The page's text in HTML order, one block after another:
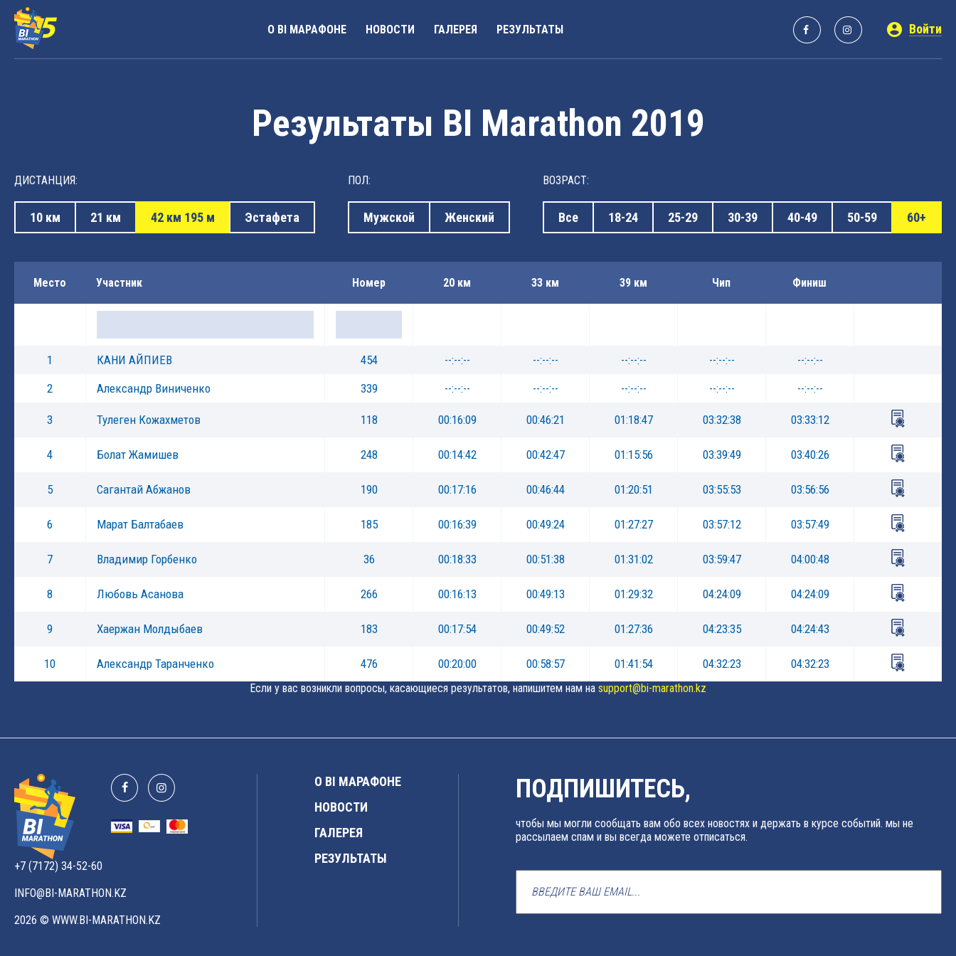
О BI МАРАФОНЕ НОВОСТИ ГАЛЕРЕЯ РЕЗУЛЬТАТЫ Войти
Результаты BI Marathon 2019
ДИСТАНЦИЯ:
10 км 21 км 42 км 195 м Эстафета
ПОЛ:
Мужской Женский
ВОЗРАСТ:
Все 18-24 25-29 30-39 40-49 50-59 60+
Место Участник Номер 20 км 33 км 39 км Чип Финиш
1 КАНИ АЙПИЕВ 454 --:--:-- --:--:-- --:--:-- --:--:--
--:--:--
2
Александр Виниченко 339 --:--:-- --:--:-- --:--:-- --:--:-- --:--:--
3 Тулеген Кожахметов 118 00:16:09 00:46:21 01:18:47 03:32:38 03:33:12
4 Болат Жамишев 248 00:14:42 00:42:47 01:15:56 03:39:49 03:40:26
5 Сагантай Абжанов 190 00:17:16 00:46:44 01:20:51 03:55:53 03:56:56
6 Марат Балтабаев 185 00:16:39 00:49:24 01:27:27 03:57:12 03:57:49
7 Владимир Горбенко 36 00:18:33 00:51:38 01:31:02 03:59:47 04:00:48
8 Любовь Асанова 266 00:16:13 00:49:13 01:29:32 04:24:09 04:24:09
9 Хаержан Молдыбаев 183 00:17:54 00:49:52 01:27:36 04:23:35 04:24:43
10 Александр Таранченко 476 00:20:00 00:58:57 01:41:54 04:32:23 04:32:23
Если у вас возникли вопросы, касающиеся результатов, напишитем нам на support@bi-marathon.kz
+7 (7172) 34-52-60
INFO@BI-MARATHON.KZ
2026 © WWW.BI-MARATHON.KZ
О BI МАРАФОНЕ
НОВОСТИ
ГАЛЕРЕЯ
РЕЗУЛЬТАТЫ
ПОДПИШИТЕСЬ,
чтобы мы могли сообщать вам обо всех новостях и держать в курсе событий. мы не
рассылаем спам и вы всегда можете отписаться.